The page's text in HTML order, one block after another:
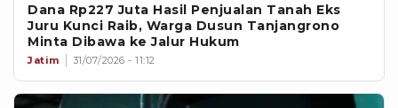
Dana Rp227 Juta Hasil Penjualan Tanah Eks
Juru Kunci Raib, Warga Dusun Tanjangrono
Minta Dibawa ke Jalur Hukum
Jatim 31/07/2026 - 11:12